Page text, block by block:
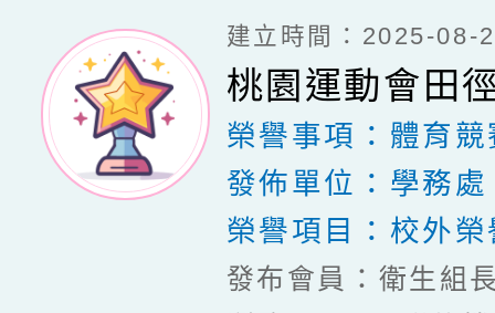
建立時間：2025-08-
桃園運動會田
榮譽事項： 體育競
發佈單位： 學務處
榮譽項目： 校外榮
發布會員：衛生組